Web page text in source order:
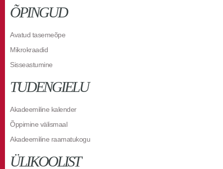
ÕPINGUD
Avatud tasemeõpe
Mikrokraadid
Sisseastumine
TUDENGIELU
Akadeemiline kalender
Õppimine välismaal
Akadeemiline raamatukogu
ÜLIKOOLIST